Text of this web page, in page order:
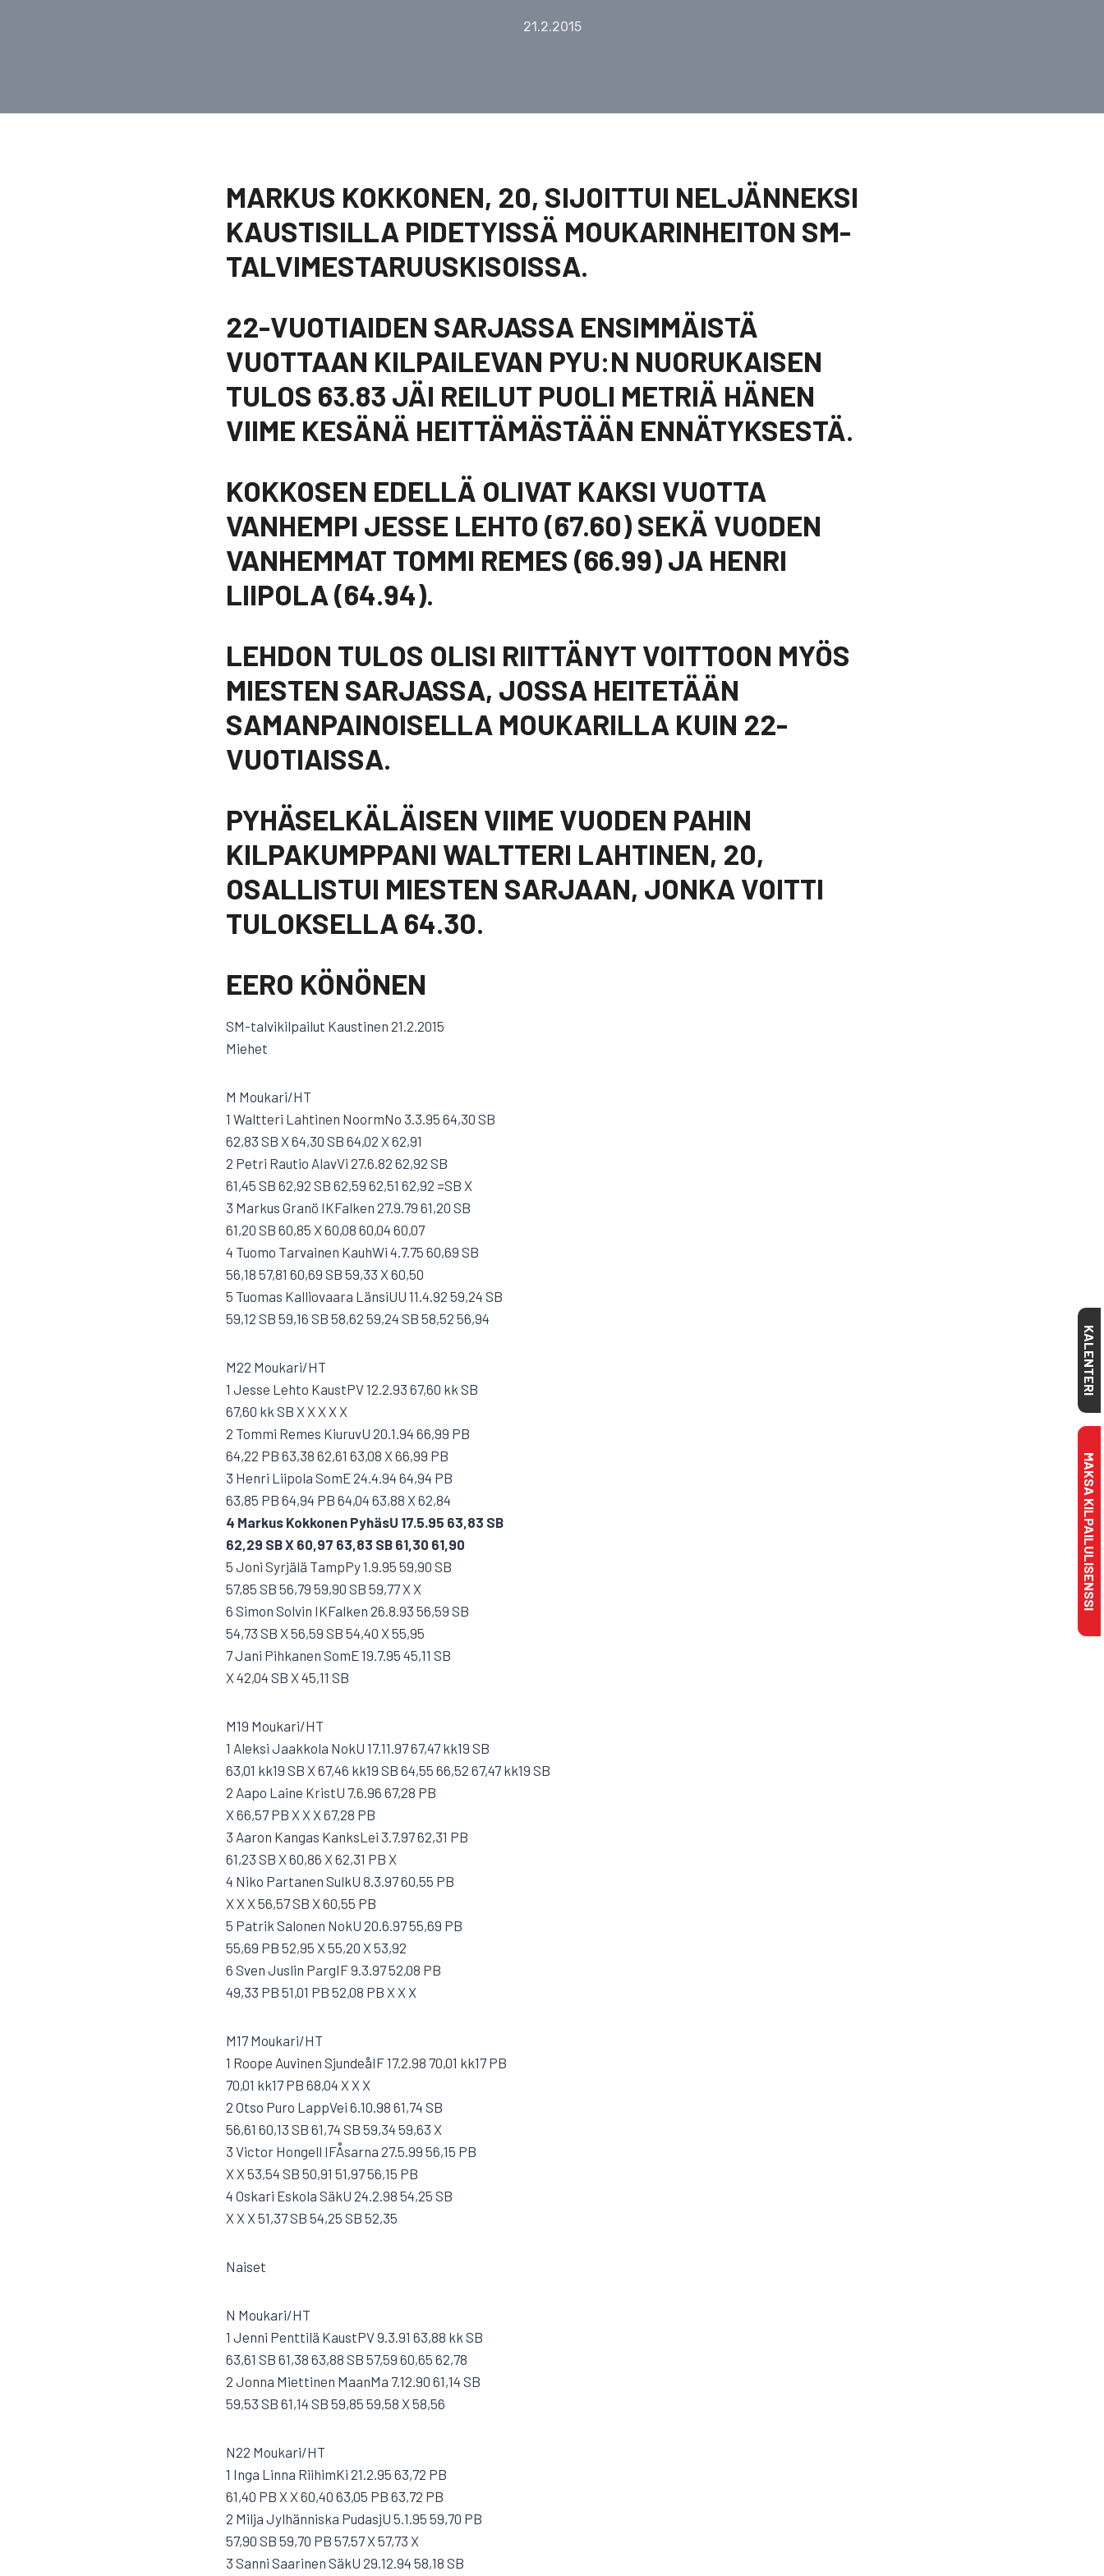
21.2.2015
MARKUS KOKKONEN, 20, SIJOITTUI NELJÄNNEKSI
KAUSTISILLA PIDETYISSÄ MOUKARINHEITON SM-
TALVIMESTARUUSKISOISSA.
22-VUOTIAIDEN SARJASSA ENSIMMÄISTÄ
VUOTTAAN KILPAILEVAN PYU:N NUORUKAISEN
TULOS 63.83 JÄI REILUT PUOLI METRIÄ HÄNEN
VIIME KESÄNÄ HEITTÄMÄSTÄÄN ENNÄTYKSESTÄ.
KOKKOSEN EDELLÄ OLIVAT KAKSI VUOTTA
VANHEMPI JESSE LEHTO (67.60) SEKÄ VUODEN
VANHEMMAT TOMMI REMES (66.99) JA HENRI
LIIPOLA (64.94).
LEHDON TULOS OLISI RIITTÄNYT VOITTOON MYÖS
MIESTEN SARJASSA, JOSSA HEITETÄÄN
SAMANPAINOISELLA MOUKARILLA KUIN 22-
VUOTIAISSA.
PYHÄSELKÄLÄISEN VIIME VUODEN PAHIN
KILPAKUMPPANI WALTTERI LAHTINEN, 20,
OSALLISTUI MIESTEN SARJAAN, JONKA VOITTI
TULOKSELLA 64.30.
EERO KÖNÖNEN
SM-talvikilpailut Kaustinen 21.2.2015
Miehet
M Moukari/HT
1 Waltteri Lahtinen NoormNo 3.3.95 64,30 SB
62,83 SB X 64,30 SB 64,02 X 62,91
2 Petri Rautio AlavVi 27.6.82 62,92 SB
61,45 SB 62,92 SB 62,59 62,51 62,92 =SB X
3 Markus Granö IKFalken 27.9.79 61,20 SB
61,20 SB 60,85 X 60,08 60,04 60,07
4 Tuomo Tarvainen KauhWi 4.7.75 60,69 SB
56,18 57,81 60,69 SB 59,33 X 60,50
5 Tuomas Kalliovaara LänsiUU 11.4.92 59,24 SB
59,12 SB 59,16 SB 58,62 59,24 SB 58,52 56,94
M22 Moukari/HT
1 Jesse Lehto KaustPV 12.2.93 67,60 kk SB
67,60 kk SB X X X X X
2 Tommi Remes KiuruvU 20.1.94 66,99 PB
64,22 PB 63,38 62,61 63,08 X 66,99 PB
3 Henri Liipola SomE 24.4.94 64,94 PB
63,85 PB 64,94 PB 64,04 63,88 X 62,84
4 Markus Kokkonen PyhäsU 17.5.95 63,83 SB
62,29 SB X 60,97 63,83 SB 61,30 61,90
5 Joni Syrjälä TampPy 1.9.95 59,90 SB
57,85 SB 56,79 59,90 SB 59,77 X X
6 Simon Solvin IKFalken 26.8.93 56,59 SB
54,73 SB X 56,59 SB 54,40 X 55,95
7 Jani Pihkanen SomE 19.7.95 45,11 SB
X 42,04 SB X 45,11 SB
M19 Moukari/HT
1 Aleksi Jaakkola NokU 17.11.97 67,47 kk19 SB
63,01 kk19 SB X 67,46 kk19 SB 64,55 66,52 67,47 kk19 SB
2 Aapo Laine KristU 7.6.96 67,28 PB
X 66,57 PB X X X 67,28 PB
3 Aaron Kangas KanksLei 3.7.97 62,31 PB
61,23 SB X 60,86 X 62,31 PB X
4 Niko Partanen SulkU 8.3.97 60,55 PB
X X X 56,57 SB X 60,55 PB
5 Patrik Salonen NokU 20.6.97 55,69 PB
55,69 PB 52,95 X 55,20 X 53,92
6 Sven Juslin PargIF 9.3.97 52,08 PB
49,33 PB 51,01 PB 52,08 PB X X X
M17 Moukari/HT
1 Roope Auvinen SjundeåIF 17.2.98 70,01 kk17 PB
70,01 kk17 PB 68,04 X X X
2 Otso Puro LappVei 6.10.98 61,74 SB
56,61 60,13 SB 61,74 SB 59,34 59,63 X
3 Victor Hongell IFÅsarna 27.5.99 56,15 PB
X X 53,54 SB 50,91 51,97 56,15 PB
4 Oskari Eskola SäkU 24.2.98 54,25 SB
X X X 51,37 SB 54,25 SB 52,35
Naiset
N Moukari/HT
1 Jenni Penttilä KaustPV 9.3.91 63,88 kk SB
63,61 SB 61,38 63,88 SB 57,59 60,65 62,78
2 Jonna Miettinen MaanMa 7.12.90 61,14 SB
59,53 SB 61,14 SB 59,85 59,58 X 58,56
N22 Moukari/HT
1 Inga Linna RiihimKi 21.2.95 63,72 PB
61,40 PB X X 60,40 63,05 PB 63,72 PB
2 Milja Jylhänniska PudasjU 5.1.95 59,70 PB
57,90 SB 59,70 PB 57,57 X 57,73 X
3 Sanni Saarinen SäkU 29.12.94 58,18 SB
KALENTERI
MAKSA KILPAILULISENSSI